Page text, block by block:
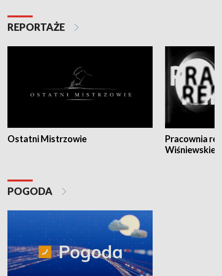
REPORTAŻE
Ostatni Mistrzowie
Pracownia
POGODA